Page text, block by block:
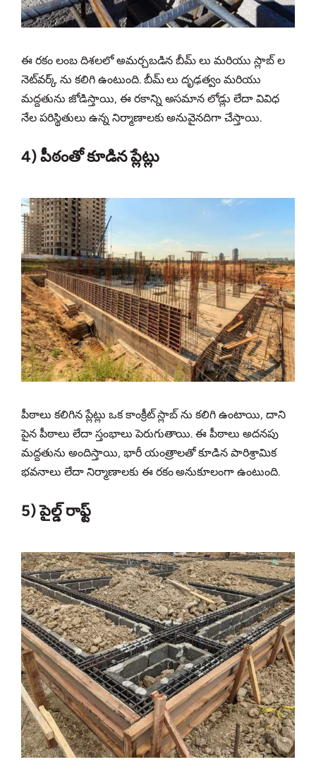
ఈ రకం లంబ దిశలలో అమర్చబడిన బీమ్‌ లు మరియు స్లాబ్‌ ల
నెట్‌వర్క్‌ ను కలిగి ఉంటుంది. బీమ్‌ లు దృఢత్వం మరియు
మద్దతును జోడిస్తాయి, ఈ రకాన్ని అసమాన లోడ్లు లేదా వివిధ
నేల పరిస్థితులు ఉన్న నిర్మాణాలకు అనువైనదిగా చేస్తాయి.
4) పీఠంతో కూడిన ప్లేట్లు
పీఠాలు కలిగిన ప్లేట్లు ఒక కాంక్రీట్ స్లాబ్‌ ను కలిగి ఉంటాయి, దాని
పైన పీఠాలు లేదా స్తంభాలు పెరుగుతాయి. ఈ పీఠాలు అదనపు
మద్దతును అందిస్తాయి, భారీ యంత్రాలతో కూడిన పారిశ్రామిక
భవనాలు లేదా నిర్మాణాలకు ఈ రకం అనుకూలంగా ఉంటుంది.
5) పైల్డ్ రాఫ్ట్